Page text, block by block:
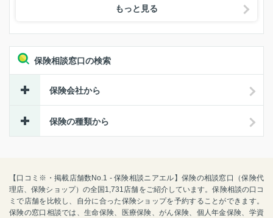
もっと見る
保険相談窓口の検索
保険会社から
保険の種類から
【口コミ※・掲載店舗数No.1 - 保険相談ニアエル】保険の相談窓口（保険代
理店、保険ショップ）の全国1,731店舗をご紹介しています。保険相談の口コ
ミで店舗を比較し、自分に合った保険ショップを予約することができます。
保険の窓口相談では、生命保険、医療保険、がん保険、個人年金保険、学資